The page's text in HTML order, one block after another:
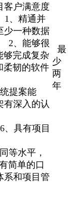
客户满意度
1、精通并
少一种数据
2、能够很
够完成复杂
柔韧的软件
提案能
深入的认
、具有项目
等水平，
简单的口
系和项目管
最
少
两
年